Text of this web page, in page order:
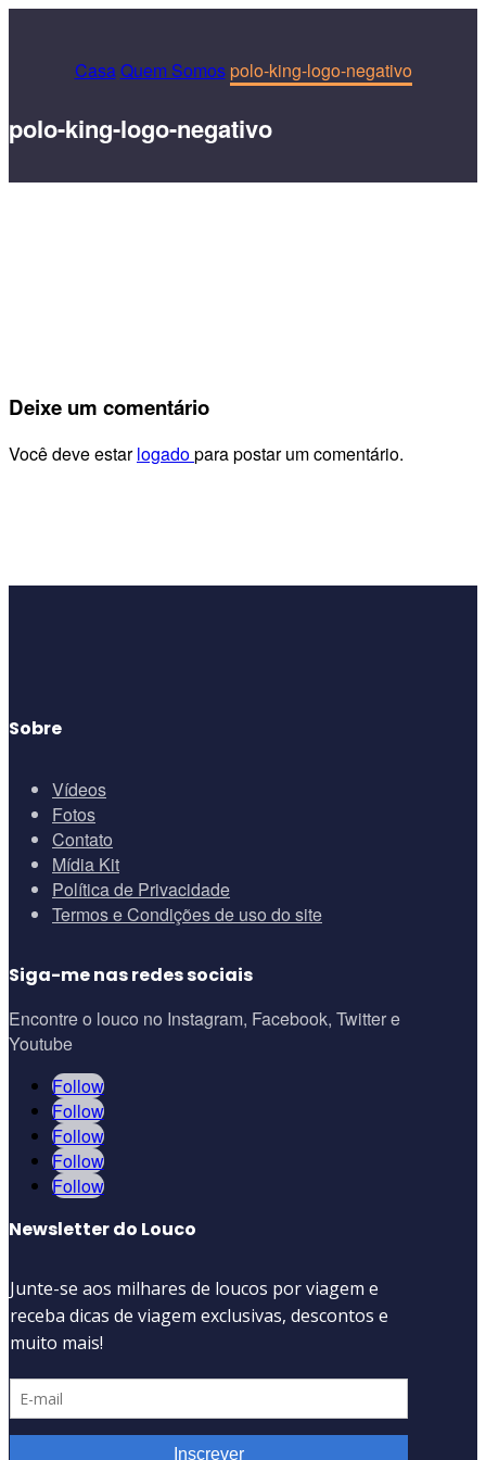
polo-king-logo-negativo
CasaQuem Somospolo-king-logo-negativo
Deixe um comentário
Você deve estarlogadopara postar um comentário.
Sobre
Vídeos
Fotos
Contato
Mídia Kit
Política de Privacidade
Termos e Condições de uso do site
Siga-me nas redes sociais
Encontre o louco no Instagram, Facebook, Twitter e
Youtube
Follow
Follow
Follow
Follow
Follow
Newsletter do Louco